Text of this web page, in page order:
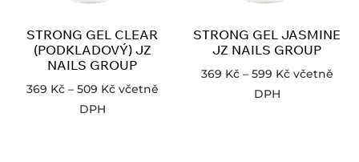
STRONG GEL CLEAR
(PODKLADOVÝ) JZ
NAILS GROUP
369 Kč – 509 Kč včetně
DPH
STRONG GEL JASMINE
JZ NAILS GROUP
369 Kč – 599 Kč včetně
DPH